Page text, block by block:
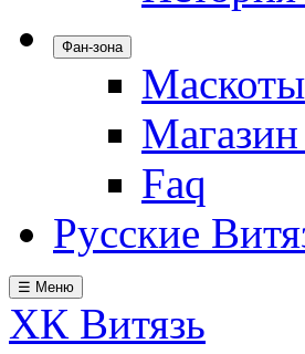
Фан-зона
Маскоты
Faq
Русские
☰ Меню
ХК Витязь